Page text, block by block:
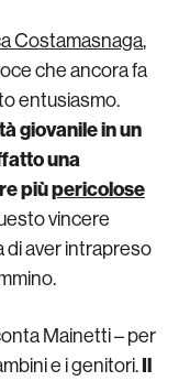
Costamasnaga,
che ancora fa
entusiasmo.
giovanile in un
una
piùpericolose
vincere
di aver intrapreso
Mainetti – per
e i genitori.Il